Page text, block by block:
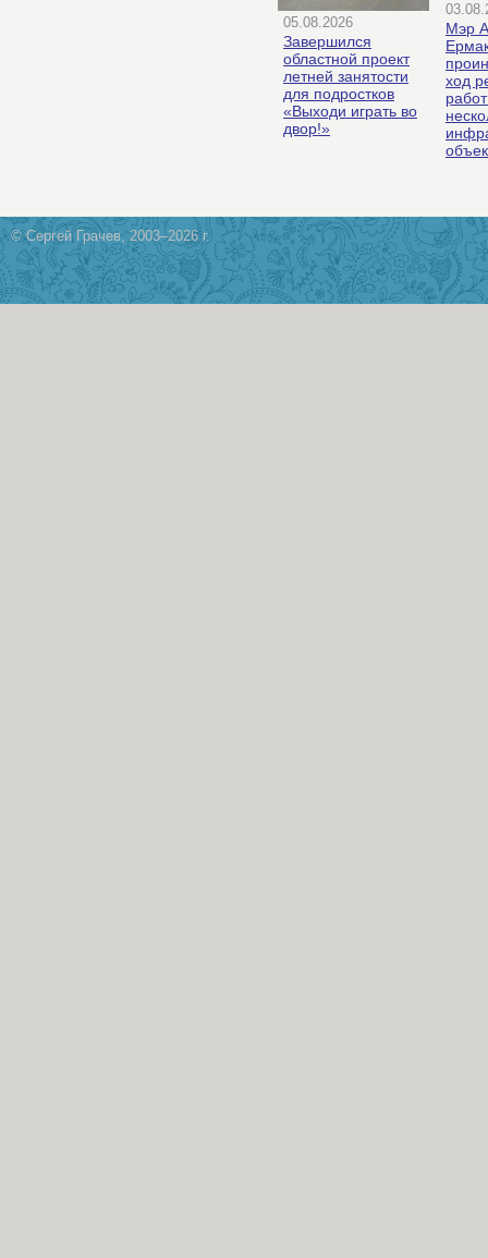
05.08.2026
Завершился
областной проект
летней занятости
для подростков
«Выходи играть во
двор!»
Мэр
ход
© Сергей Грачев, 2003–2026 г.